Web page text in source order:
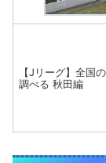
【Jリーグ】全国
調べる 秋田編